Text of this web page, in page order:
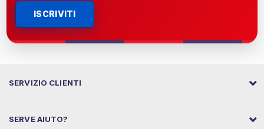
ISCRIVITI
SERVIZIO CLIENTI
SERVE AIUTO?